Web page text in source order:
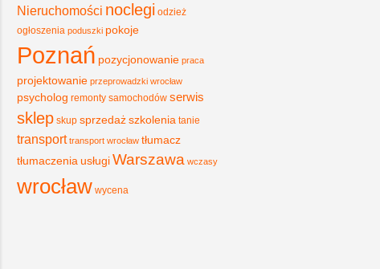
Nieruchomości noclegi odzież
ogłoszenia poduszki pokoje
Poznań pozycjonowanie praca
projektowanie przeprowadzki wrocław
psycholog remonty samochodów serwis
sklep skup sprzedaższkolenia tanie
transport transport wrocław tłumacz
tłumaczenia usługiWarszawa wczasy
wrocław wycena